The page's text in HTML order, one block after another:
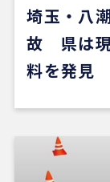
埼玉・八
故 県は現
料を発見